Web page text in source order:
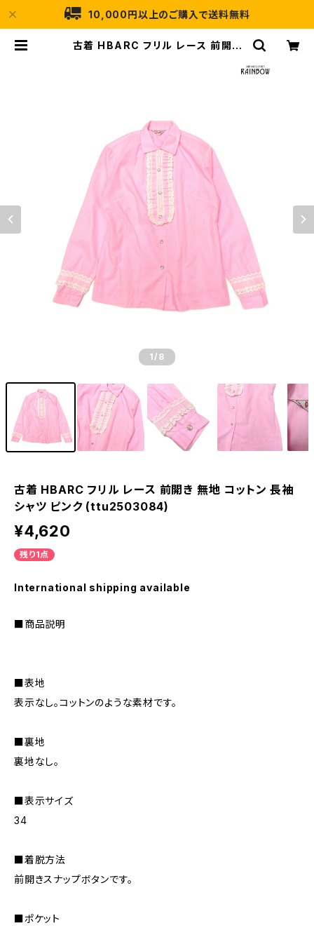
10,000円以上のご購入で送料無料
古着 HBARC フリル レース 前開き
1 /8
古着 HBARC フリル レース 前開き 無地 コットン 長袖
シャツ ピンク (ttu2503084)
¥4,620
残り1点
International shipping available
■商品説明
■表地
表示なし。コットンのような素材です。
■裏地
裏地なし。
■表示サイズ
34
■着脱方法
前開きスナップボタンです。
■ポケット